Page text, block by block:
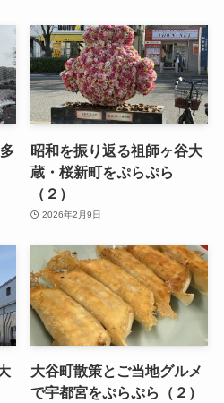
昭和を振り返る祖師ヶ谷大
蔵・桜新町をぷらぷら
（２）
2026年2月9日
大谷町散策とご当地グルメ
で宇都宮をぷらぷら（２）